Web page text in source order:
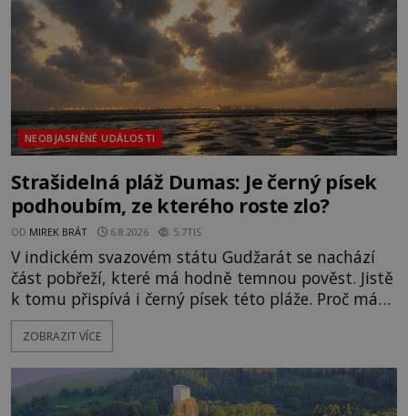
NEOBJASNĚNÉ UDÁLOSTI
Strašidelná pláž Dumas: Je černý písek
podhoubím, ze kterého roste zlo?
OD MIREK BRÁT 6.8.2026 5.7TIS
V indickém svazovém státu Gudžarát se nachází
část pobřeží, které má hodně temnou pověst. Jistě
k tomu přispívá i černý písek této pláže. Proč má
pláž takové netypické zbarvení? Nakolik jsou
pravdivé historky, že zde došlo k nevysvětlitelným
následovat. Vstupujeme na pláž Dumas ve městě
Surat. Gu
ZOBRAZIT VÍCE